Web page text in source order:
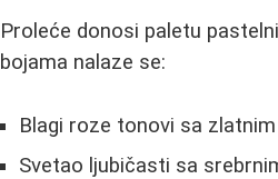
Proleće donosi paletu
bojama nalaze se:
Blagi roze tonovi sa
Svetao ljubičasti sa